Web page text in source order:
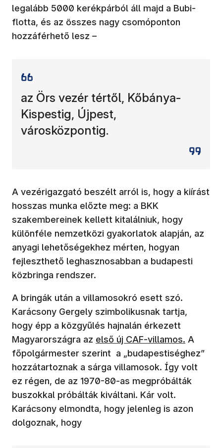
legalább 5000 kerékpárból áll majd a Bubi-
flotta, és az összes nagy csomóponton
hozzáférhető lesz –
az Örs vezér tértől, Kőbánya-
Kispestig, Újpest,
városközpontig.
A vezérigazgató beszélt arról is, hogy a kiírást
hosszas munka előzte meg: a BKK
szakembereinek kellett kitalálniuk, hogy
különféle nemzetközi gyakorlatok alapján, az
anyagi lehetőségekhez mérten, hogyan
fejleszthető leghasznosabban a budapesti
közbringa rendszer.
A bringák után a villamosokró esett szó.
Karácsony Gergely szimbolikusnak tartja,
hogy épp a közgyűlés hajnalán érkezett
Magyarországra az első új CAF-villamos. A
főpolgármester szerint a „budapestiséghez”
hozzátartoznak a sárga villamosok. Így volt
ez régen, de az 1970-80-as megpróbálták
buszokkal próbálták kiváltani. Kár volt.
Karácsony elmondta, hogy jelenleg is azon
dolgoznak, hogy